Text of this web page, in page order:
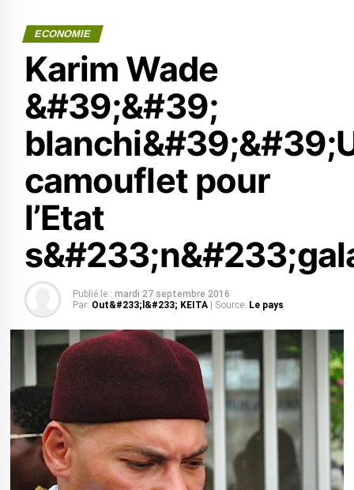
ECONOMIE
Karim Wade
&#39;&#39;
camouflet pour
l’Etat
Publié le : mardi 27 septembre 2016
Par: Out&#233;l&#233; KEITA | Source: Le pays